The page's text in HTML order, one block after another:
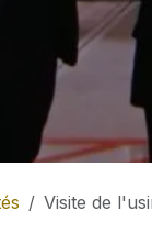
Visite de